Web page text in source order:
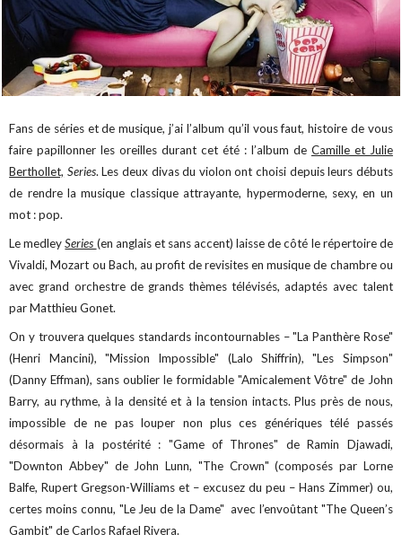
Fans de séries et de musique, j’ai l’album qu’il vous faut, histoire de vous
faire papillonner les oreilles durant cet été : l’album de Camille et Julie
Berthollet, Series. Les deux divas du violon ont choisi depuis leurs débuts
de rendre la musique classique attrayante, hypermoderne, sexy, en un
mot : pop.
Le medleySeries (en anglais et sans accent) laisse de côté le répertoire de
Vivaldi, Mozart ou Bach, au profit de revisites en musique de chambre ou
avec grand orchestre de grands thèmes télévisés, adaptés avec talent
par Matthieu Gonet.
On y trouvera quelques standards incontournables – "La Panthère Rose"
(Henri Mancini), "Mission Impossible" (Lalo Shiffrin), "Les Simpson"
(Danny Effman), sans oublier le formidable "Amicalement Vôtre" de John
Barry, au rythme, à la densité et à la tension intacts. Plus près de nous,
impossible de ne pas louper non plus ces génériques télé passés
désormais à la postérité : "Game of Thrones" de Ramin Djawadi,
"Downton Abbey" de John Lunn, "The Crown" (composés par Lorne
Balfe, Rupert Gregson-Williams et – excusez du peu – Hans Zimmer) ou,
certes moins connu, "Le Jeu de la Dame" avec l’envoûtant "The Queen’s
Gambit" de Carlos Rafael Rivera.